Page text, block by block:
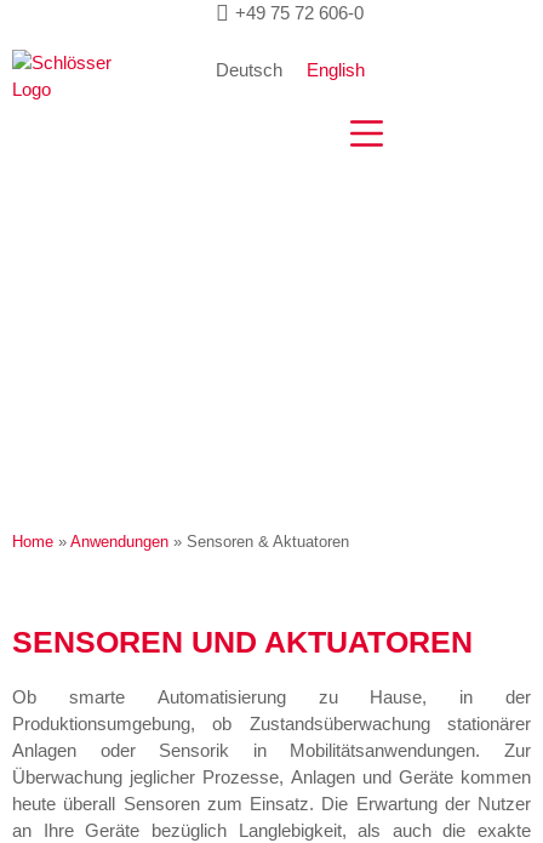
springen
+49 75 72 606-0
Deutsch English
Home » Anwendungen » Sensoren & Aktuatoren
SENSOREN UND AKTUATOREN
Ob smarte Automatisierung zu Hause, in der
Produktionsumgebung, ob Zustandsüberwachung stationärer
Anlagen oder Sensorik in Mobilitätsanwendungen. Zur
Überwachung jeglicher Prozesse, Anlagen und Geräte kommen
heute überall Sensoren zum Einsatz. Die Erwartung der Nutzer
an Ihre Geräte bezüglich Langlebigkeit, als auch die exakte